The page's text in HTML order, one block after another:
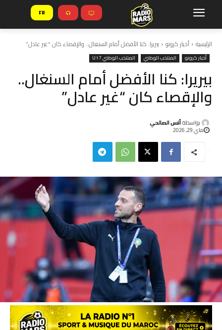
FR
الرئيسية أخبار كرونو بيريرا: كنا الأفضل أمام السنغال.. والإقصاء كان “غير عادل”
أخبار كرونو المنتخب الوطني المنتخب الوطني U17
بيريرا: كنا الأفضل أمام السنغال..
والإقصاء كان “غير عادل”
بواسطةأنس الصالحي
ماي 29, 2026